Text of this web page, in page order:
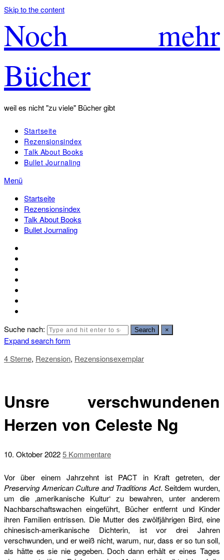
Skip to the content
Noch mehr
Bücher
weil es nicht "zu viele" Bücher gibt
Startseite
Rezensionsindex
Talk About Books
Bullet Journaling
Menü
Startseite
Rezensionsindex
Talk About Books
Bullet Journaling
Suche nach: Search ×
Expand search form
4 Sterne, Rezension, Rezensionsexemplar
Unsre verschwundenen
Herzen von Celeste Ng
10. Oktober 20225 Kommentare
Vor über einem Jahrzehnt ist PACT in Kraft getreten, der
Preserving American Culture and Traditions Act. Seitdem wurden,
um die ‚amerikanische Kultur‘ zu bewahren, unter anderem
Nachbarschaftswachen eingeführt, Bücher entfernt und Kinder
ihren Familien entrissen. Die Mutter des zwölfjährigen Bird, eine
chinesisch-amerikanische Dichterin, ist vor drei Jahren
verschwunden, und er weiß nicht, warum, nur, dass er so tun soll,
als hätte es sie nie gegeben. Doch dann erhält er eines Tages